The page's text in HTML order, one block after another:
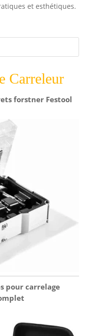
et esthétiques.
Carreleur
forstner Festool
pour carrelage